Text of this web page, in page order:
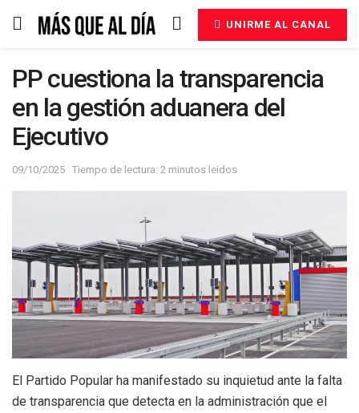
UNIRME AL CANAL
PP cuestiona la transparencia
en la gestión aduanera del
Ejecutivo
09/10/2025 Tiempo de lectura: 2 minutos leidos
El Partido Popular ha manifestado su inquietud ante la falta
de transparencia que detecta en la administración que el